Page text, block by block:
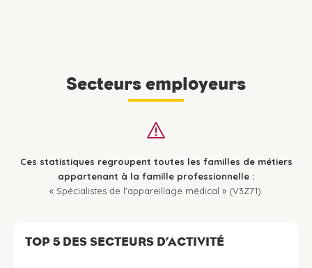
Secteurs employeurs
Ces statistiques regroupent toutes les familles de métiers
appartenant à la famille professionnelle :
« Spécialistes de l'appareillage médical » (V3Z71).
TOP 5 DES SECTEURS D’ACTIVITÉ